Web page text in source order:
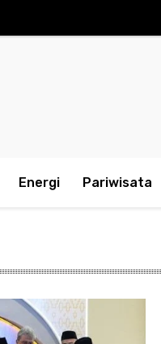
Energi Pariwisata